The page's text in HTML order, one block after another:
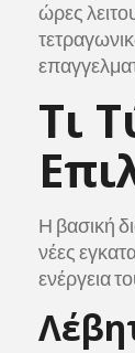
ώρες
Τι
Η βασική
νέες
ενέργεια